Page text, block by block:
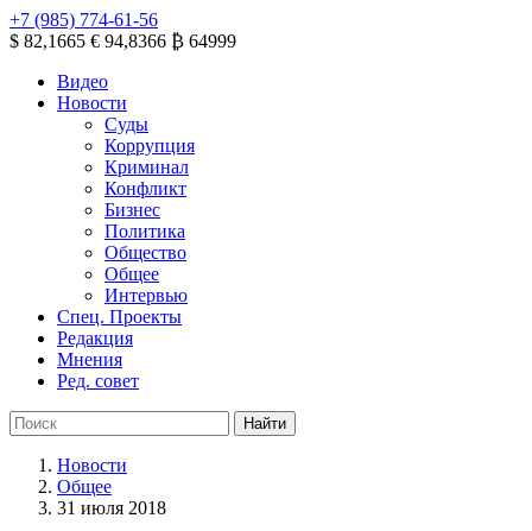
+7 (985) 774-61-56
$ 82,1665 € 94,8366 ₿ 64999
Видео
Новости
Суды
Коррупция
Криминал
Конфликт
Бизнес
Политика
Общество
Общее
Интервью
Спец. Проекты
Редакция
Мнения
Ред. совет
Новости
Общее
31 июля 2018